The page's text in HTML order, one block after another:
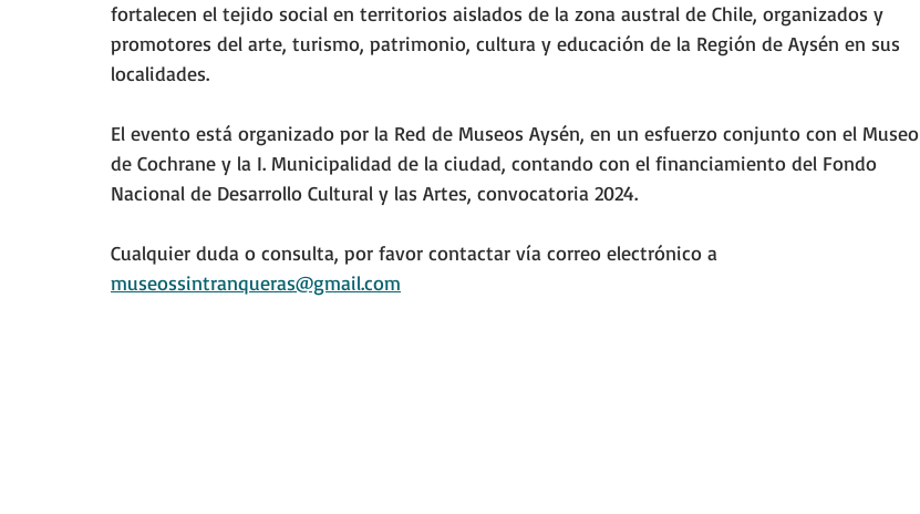
fortalecen el tejido social en territorios aislados de la zona austral de Chile, organizados y
promotores del arte, turismo, patrimonio, cultura y educación de la Región de Aysén en sus
localidades.
El evento está organizado por la Red de Museos Aysén, en un esfuerzo conjunto con el Museo
de Cochrane y la I. Municipalidad de la ciudad, contando con el financiamiento del Fondo
Nacional de Desarrollo Cultural y las Artes, convocatoria 2024.
Cualquier duda o consulta, por favor contactar vía correo electrónico a
museossintranqueras@gmail.com